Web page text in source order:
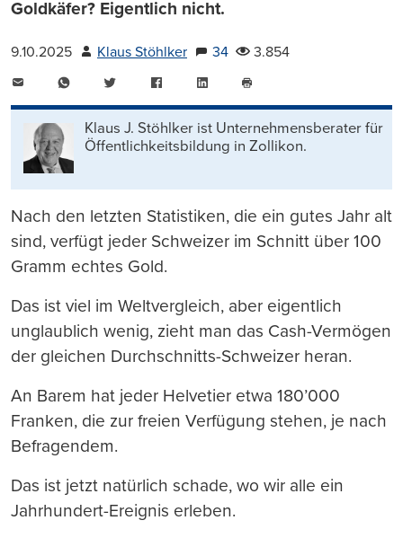
Goldkäfer? Eigentlich nicht.
9.10.2025 Klaus Stöhlker 34
3.854
WhatsAppTwitter FacebookLinkedIn
drucken
Klaus J. Stöhlker ist Unternehmens­berater für
Öffentlichkeits­bildung in Zollikon.
Nach den letzten Statistiken, die ein gutes Jahr alt
sind, verfügt jeder Schweizer im Schnitt über 100
Gramm echtes Gold.
Das ist viel im Weltvergleich, aber eigentlich
unglaublich wenig, zieht man das Cash-Vermögen
der gleichen Durchschnitts-Schweizer heran.
An Barem hat jeder Helvetier etwa 180’000
Franken, die zur freien Verfügung stehen, je nach
Befragendem.
Das ist jetzt natürlich schade, wo wir alle ein
Jahrhundert-Ereignis erleben.